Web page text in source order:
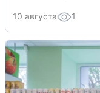
10 августа 1